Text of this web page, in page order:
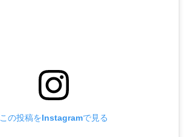
この投稿をInstagramで見る